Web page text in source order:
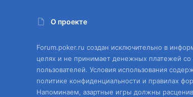
О проекте
Forum.poker.ru создан исключительно в
целях и не принимает денежных платежей со
пользователей. Условия использования
политике конфиденциальности и правилах
Напоминаем, азартные игры должны